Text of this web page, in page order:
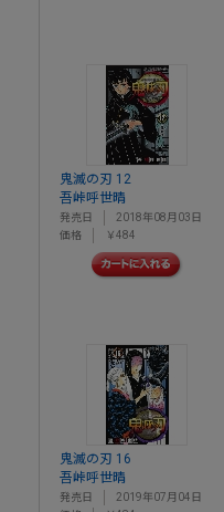
鬼滅の刃 12
吾峠呼世晴
発売日
2018年08月03日
価格
￥484
鬼滅の刃 16
吾峠呼世晴
発売日
2019年07月04日